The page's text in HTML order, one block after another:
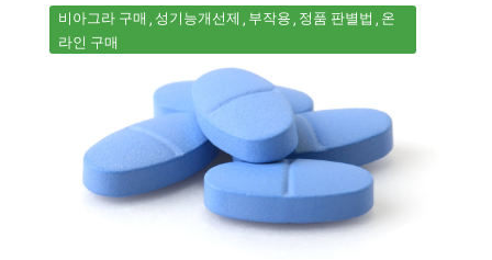
비아그라 구매 성기능개선제 부작용 정품 판별법
온
라인 구매